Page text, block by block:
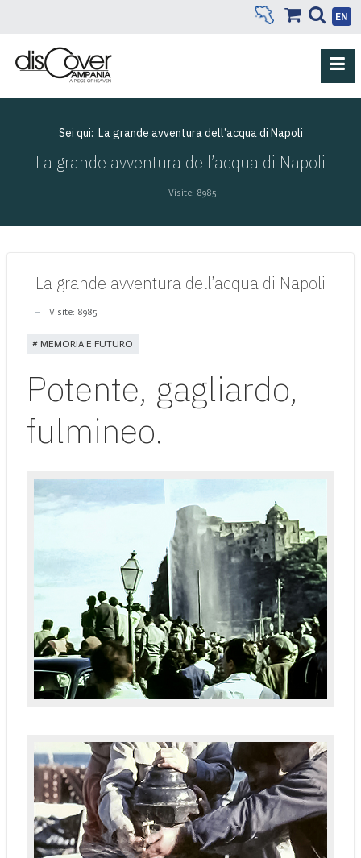
EN
Sei qui: La grande avventura dell’acqua di Napoli
La grande avventura dell’acqua di Napoli
Visite: 8985
La grande avventura dell’acqua di Napoli
Visite: 8985
MEMORIA E FUTURO
Potente, gagliardo,
fulmineo.